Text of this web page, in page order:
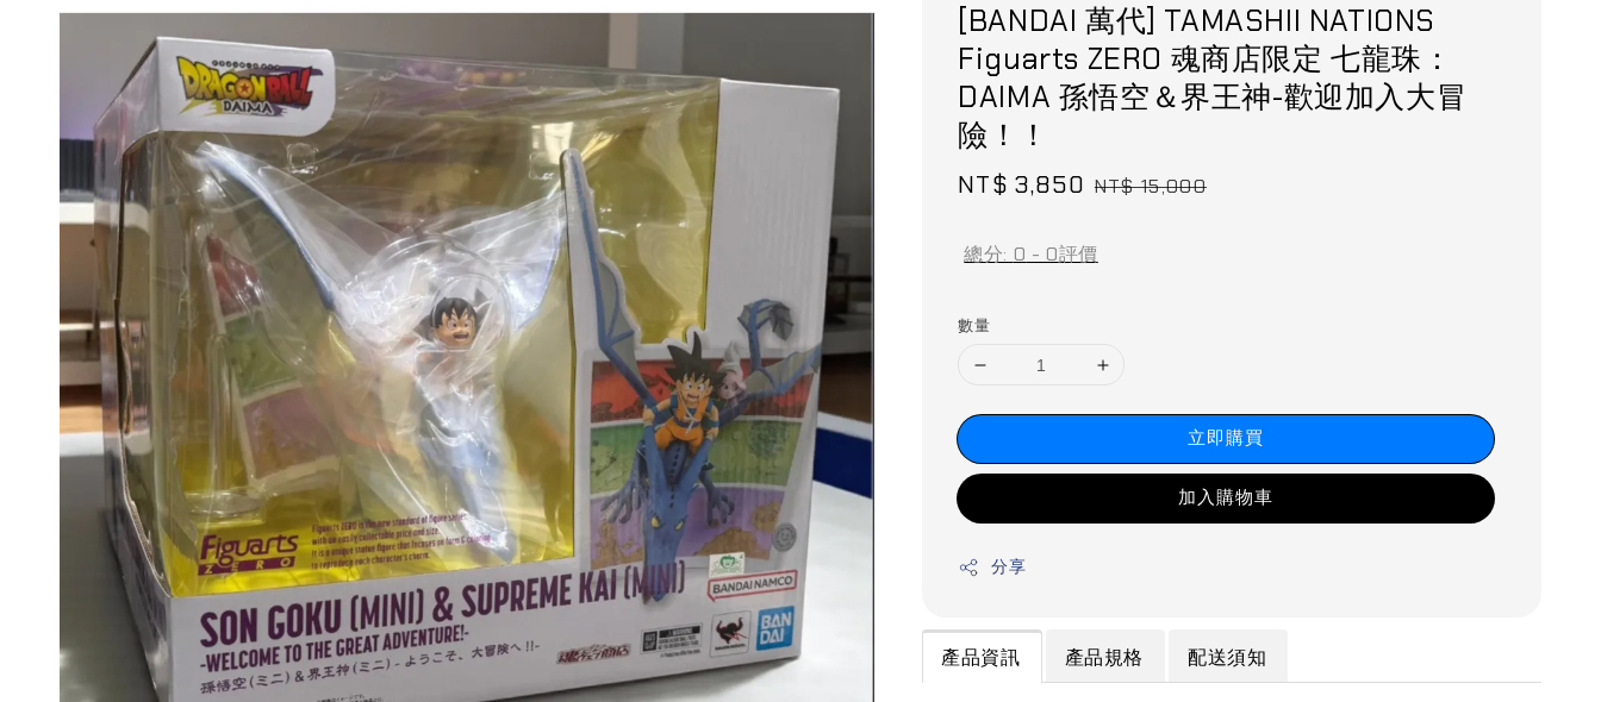
[BANDAI 萬代] TAMASHII NATIONS
Figuarts ZERO 魂商店限定 七龍珠：
DAIMA 孫悟空＆界王神-歡迎加入大冒
險！！
Sale
NT$ 3,850 Regular
NT$ 15,000
總分: 0 - 0評價
數量
立即購買
加入購物車
分享
產品資訊 產品規格 配送須知